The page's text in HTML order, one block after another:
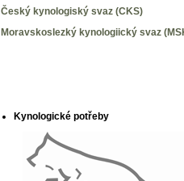
Český kynologiský svaz (CKS)
Moravskoslezký kynologiický svaz
Kynologické potřeby